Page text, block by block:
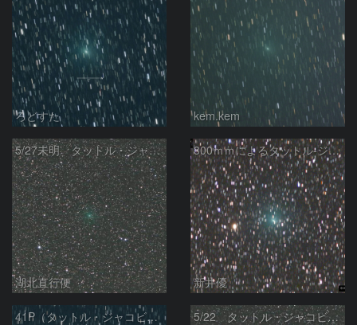
ろどすた kem.kem
5/27未明 タットル・ジャコビニ・クレサーク彗星（41P）
湖北直行便
300ｍｍによるタットル-ジャコビニ-クレサーク彗星
新井優
41P（タットル・ジャコビニ・クレサック彗星） 5/22 タットル・ジャコビニ・クレサーク彗星（41P）